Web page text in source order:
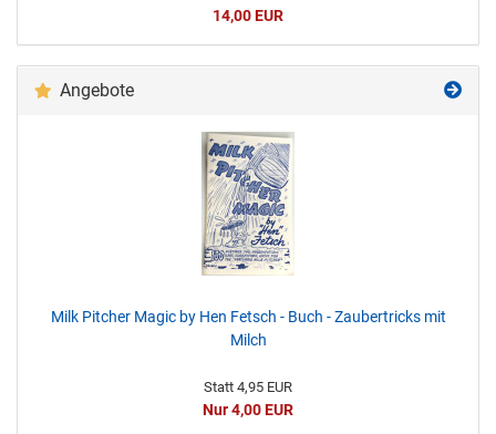
14,00 EUR
Angebote
Milk Pitcher Magic by Hen Fetsch - Buch - Zaubertricks mit
Milch
Statt 4,95 EUR
Nur 4,00 EUR